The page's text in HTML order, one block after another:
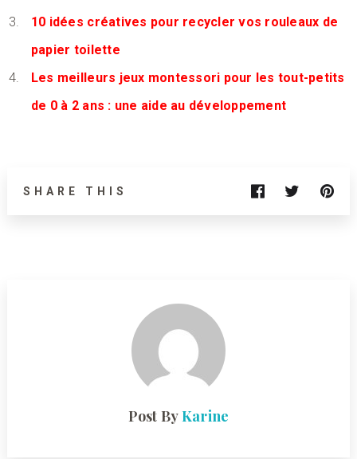
10 idées créatives pour recycler vos rouleaux de
papier toilette
Les meilleurs jeux montessori pour les tout-petits
de 0 à 2 ans : une aide au développement
SHARE THIS
Post ByKarine